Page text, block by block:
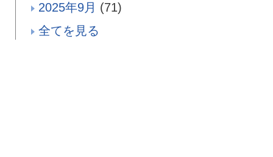
2025年9月 (71)
全てを見る